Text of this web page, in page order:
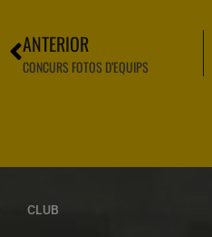
ANTERIOR
CONCURS FOTOS D’EQUIPS
CLUB